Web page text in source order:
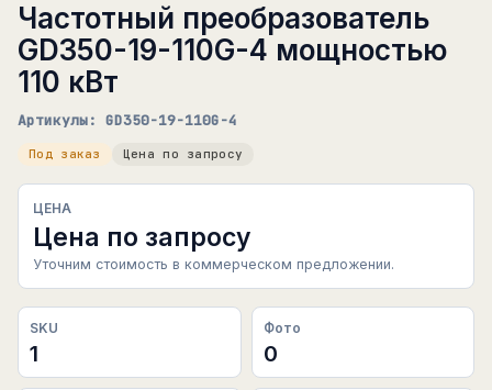
Частотный преобразователь
GD350-19-110G-4 мощностью
110 кВт
Артикулы: GD350-19-110G-4
Под заказ Цена по запросу
ЦЕНА
Цена по запросу
Уточним стоимость в коммерческом предложении.
SKU
1
Фото
0